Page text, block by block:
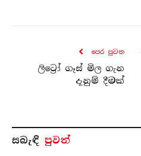
පෙර පුව​ත
ලිට්‍රෝ ගෑස් මිල ගැන
දැනුම් දීමක්
සබැ​ඳි පුවත්